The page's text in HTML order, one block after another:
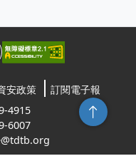
安政策
訂閱電子報
4915
6007
康定路64號5樓